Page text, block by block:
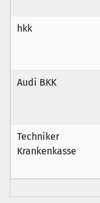
hkk
Audi BKK
Techniker
Krankenkasse